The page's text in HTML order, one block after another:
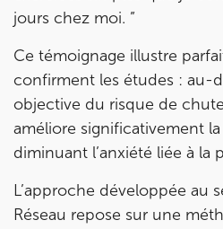
jours chez moi. ”
Ce témoignage illustre
confirment les études : au-
objective du risque de
améliore significativement
diminuant l’anxiété liée à la
L’approche développée au
Réseau repose sur une